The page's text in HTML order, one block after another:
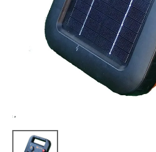
屋外防犯・監視カメ
ラ
（SDカード録画）
ICT・IoT機器（捕獲通
知・遠隔監視）
（ワイヤーメッシ
カ・サル等）